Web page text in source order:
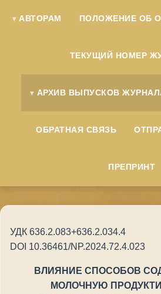
АВТОРАМ ПОЛОЖЕНИЕ ОБ
ТЕКУЩИЙ НОМЕР
АРХИВ ВЫПУСКОВ
ОБРАТНАЯ СВЯЗЬ
ПРЕПРИНТ
УДК 636.2.083+636.2.034.4
DOI 10.36461/NP.2024.72.4.023
ВЛИЯНИЕ СПОСОБОВ
МОЛОЧНУЮ